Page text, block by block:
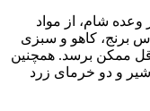
وعده شام، از مواد
برنج، کاهو و سبزی
ممکن برسد. همچنین
شیر و دو خرمای زرد